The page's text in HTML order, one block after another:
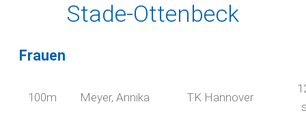
Stade-Ottenbeck
Frauen
100m Meyer, Annika TK Hannover